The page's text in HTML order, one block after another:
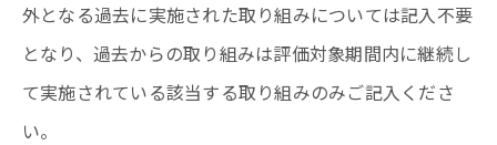
外となる過去に実施された取り組みについては記入不要
となり、過去からの取り組みは評価対象期間内に継続し
て実施されている該当する取り組みのみご記入くださ
い。